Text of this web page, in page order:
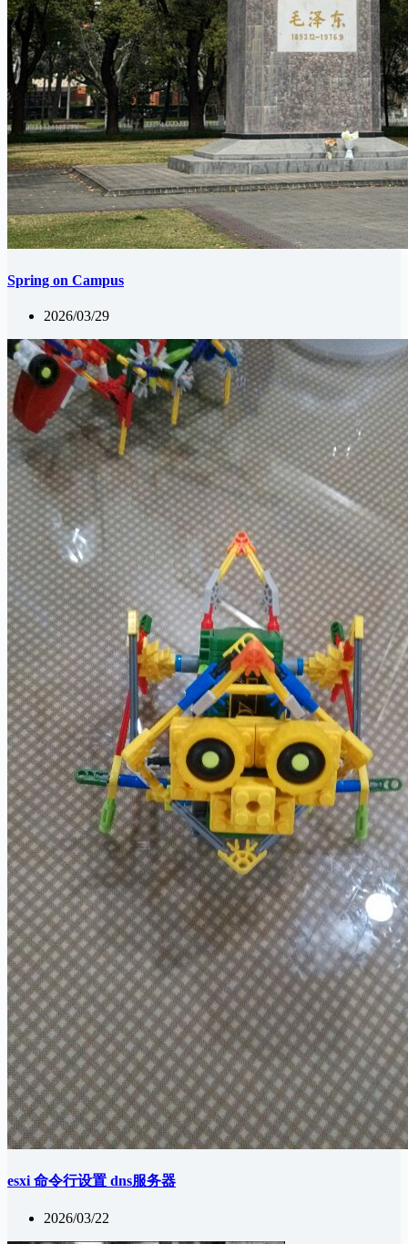
Spring on Campus
2026/03/29
esxi 命令行设置 dns服务器
2026/03/22